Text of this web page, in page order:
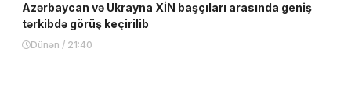
Azərbaycan və Ukrayna XİN başçıları arasında geniş
tərkibdə görüş keçirilib
Dünən / 21:40